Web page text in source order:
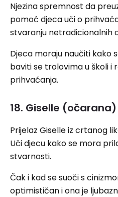
Njezina spremnost da
pomoć djeca uči o
stvaranju netradicionalnih
Djeca moraju naučiti kako
baviti se trolovima u školi i
prihvaćanja.
18. Giselle (očarana)
Prijelaz Giselle iz crtanog
Uči djecu kako se mora
stvarnosti.
Čak i kad se suoči s
optimističan i ona je